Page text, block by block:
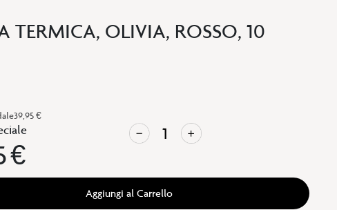
TERMICA, OLIVIA, ROSSO, 10
39,95 €
€
Aggiungi al Carrello